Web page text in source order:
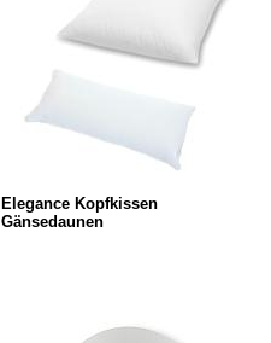
Elegance Kopfkissen
Gänsedaunen